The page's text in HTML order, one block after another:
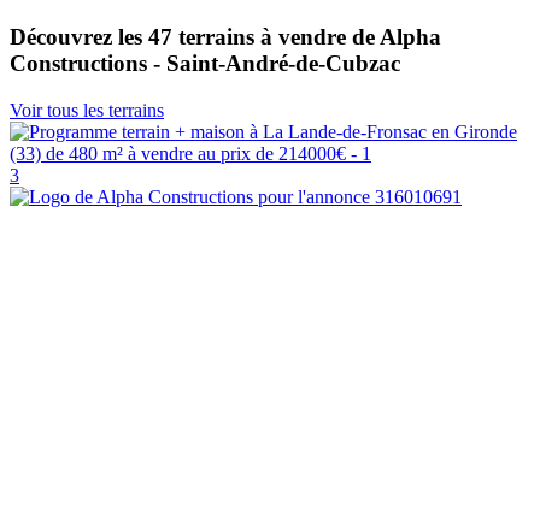
Découvrez les 47 terrains à vendre de Alpha
Constructions - Saint-André-de-Cubzac
Voir tous les terrains
3